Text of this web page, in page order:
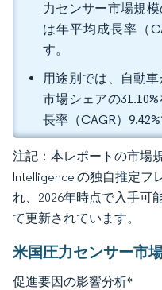
力センサー市場規
は年平均成長率（
す。
用途別では、自動
市場シェアの
長率（CAGR）
注記：本レポートの市場
Intelligence の独自推定フ
れ、2026年時点で入手可
て更新されています。
米国圧力センサー市
促進要因の影響分析*